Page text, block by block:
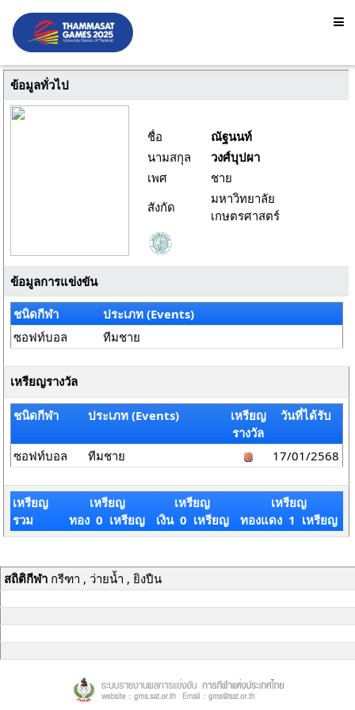
ข้อมูลทั่วไป
ชื่อ
ณัฐนนท์
นามสกุล
วงศ์บุปผา
เพศ
ชาย
สังกัด
มหาวิทยาลัย
เกษตรศาสตร์
ข้อมูลการแข่งขัน
ชนิดกีฬา
ประเภท (Events)
ซอฟท์บอล
ทีมชาย
เหรียญรางวัล
ชนิดกีฬา ประเภท (Events)
เหรียญ
รางวัล
วันที่ได้รับ
ซอฟท์บอล ทีมชาย 17/01/2568
เหรียญ
รวม
เหรียญ
ทอง 0 เหรียญ
เหรียญ
เงิน 0 เหรียญ
เหรียญ
ทองแดง 1 เหรียญ
สถิติกีฬากรีฑา , ว่ายน้ำ , ยิงปืน